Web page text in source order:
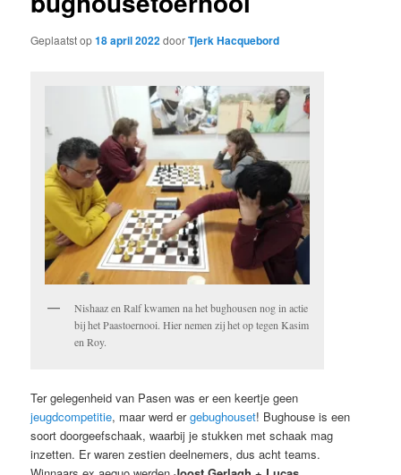
Geplaatst op18 april 2022doorTjerk Hacquebord
Nishaaz en Ralf kwamen na het bughousen nog in actie
bij het Paastoernooi. Hier nemen zij het op tegen Kasim
en Roy.
Ter gelegenheid van Pasen was er een keertje geen
jeugdcompetitie, maar werd ergebughouset! Bughouse is een
soort doorgeefschaak, waarbij je stukken met schaak mag
inzetten. Er waren zestien deelnemers, dus acht teams.